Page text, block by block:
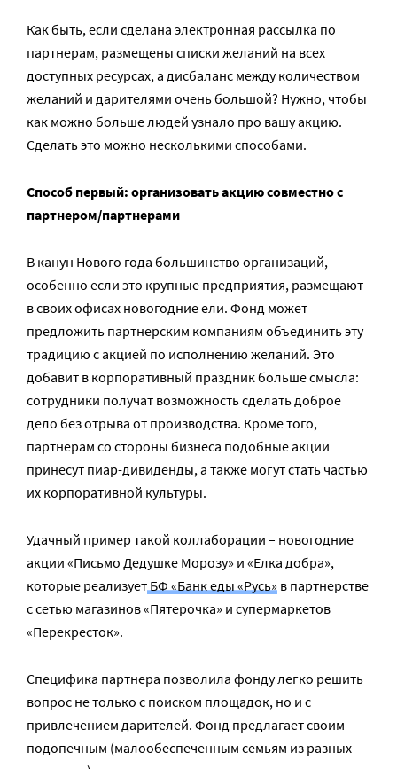
Как быть, если сделана электронная рассылка по
партнерам, размещены списки желаний на всех
доступных ресурсах, а дисбаланс между количеством
желаний и дарителями очень большой? Нужно, чтобы
как можно больше людей узнало про вашу акцию.
Сделать это можно несколькими способами.
Способ первый: организовать акцию совместно с
партнером/партнерами
В канун Нового года большинство организаций,
особенно если это крупные предприятия, размещают
в своих офисах новогодние ели. Фонд может
предложить партнерским компаниям объединить эту
традицию с акцией по исполнению желаний. Это
добавит в корпоративный праздник больше смысла:
сотрудники получат возможность сделать доброе
дело без отрыва от производства. Кроме того,
партнерам со стороны бизнеса подобные акции
принесут пиар-дивиденды, а также могут стать частью
их корпоративной культуры.
Удачный пример такой коллаборации – новогодние
акции «Письмо Дедушке Морозу» и «Елка добра»,
которые реализует БФ «Банк еды «Русь» в партнерстве
с сетью магазинов «Пятерочка» и супермаркетов
«Перекресток».
Специфика партнера позволила фонду легко решить
вопрос не только с поиском площадок, но и с
привлечением дарителей. Фонд предлагает своим
подопечным (малообеспеченным семьям из разных